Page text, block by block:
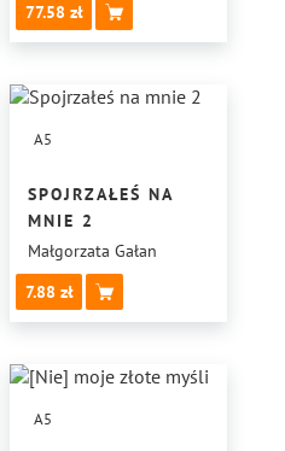
77.58
A5
SPOJRZAŁEŚ NA
MNIE 2
Małgorzata Gałan
7.88
A5